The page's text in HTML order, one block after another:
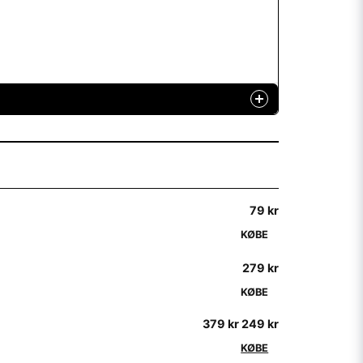
79 kr
KØBE
279 kr
KØBE
379 kr249 kr
KØBE